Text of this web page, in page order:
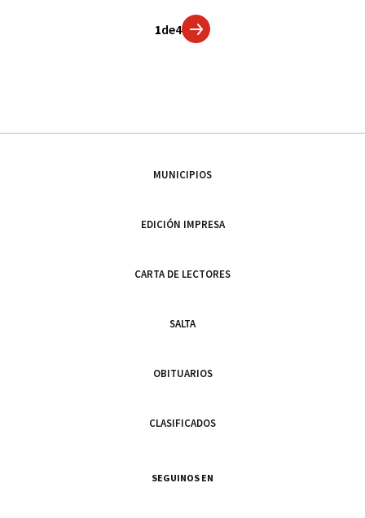
1de4
MUNICIPIOS
EDICIÓN IMPRESA
CARTA DE LECTORES
SALTA
OBITUARIOS
CLASIFICADOS
SEGUINOS EN